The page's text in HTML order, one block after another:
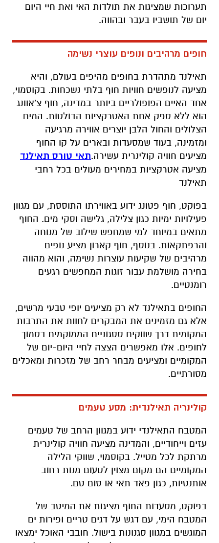
תערוכות שמציגות את תולדות האי ואת חיי היום
יום של תושביו בעבר ובהווה.
חופים מרהיבים ונופים עוצרי נשימה
תאילנד מתהדרת בחופים מהיפים בעולם, והיא
מציעה לנופשים חוויות חוף בלתי נשכחות. בקוסמוי,
אחד האיים הפופולריים ביותר במדינה, חוף צ'אוונג
הוא ללא ספק אחת האטרקציות הבולטות. המים
הצלולים והחול הלבן יוצרים אווירה מרגיעה
ומזמינה, בעוד שמסעדות ובארים על קו החוף
מציעים חוויה קולינרית עשירה.תאי טורס תאילנד
מציעה אטרקציות במחירים מעולים בכל רחבי
תאילנד
בפוקט, חוף פטונג ידוע באווירתו התוססת, עם מגוון
פעילויות ימיות כגון צלילה, גלישה וסקי מים. החוף
מתאים במיוחד למי שמחפש שילוב של מנוחה
והרפתקאות. בנוסף, חוף קארון מציע נופים
מרהיבים של שקיעות עוצרות נשימה, והוא מהווה
בחירה מושלמת עבור זוגות המחפשים רגעים
רומנטיים.
החופים בתאילנד לא רק מציעים יופי טבעי מרשים,
אלא גם מזמינים את המבקרים לחוות את התרבות
המקומית דרך שווקים ססגוניים הממוקמים בסמוך
לחופים. אלו מאפשרים הצצה לחיי היום-יום של
המקומיים ומציעים מבחר רחב של מזכרות ומאכלים
מסורתיים.
קולינריה תאילנדית: מסע טעמים
המטבח התאילנדי ידוע במגוון הרחב של טעמים
עזים וייחודיים, והמדינה מציעה חוויה קולינרית
מרתקת לכל מטייל. בקוסמוי, שווקי הלילה
המקומיים הם מקום מצוין לטעום מנות רחוב
אותנטיות, כגון פאד תאי או סום טם.
בפוקט, מסעדות החוף מציגות את המיטב של
המטבח הימי, עם דגש על דגים טריים ופירות ים
המוגשים במגוון סגנונות בישול. חובבי האוכל ימצאו